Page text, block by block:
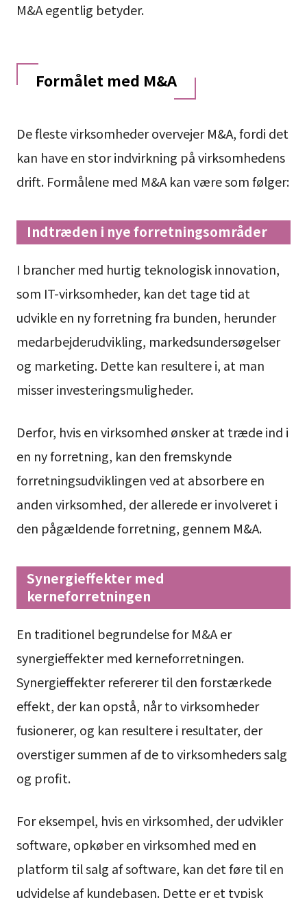
M&A egentlig betyder.
Formålet med M&A
De fleste virksomheder overvejer M&A, fordi det
kan have en stor indvirkning på virksomhedens
drift. Formålene med M&A kan være som følger:
Indtræden i nye forretningsområder
I brancher med hurtig teknologisk innovation,
som IT-virksomheder, kan det tage tid at
udvikle en ny forretning fra bunden, herunder
medarbejderudvikling, markedsundersøgelser
og marketing. Dette kan resultere i, at man
misser investeringsmuligheder.
Derfor, hvis en virksomhed ønsker at træde ind i
en ny forretning, kan den fremskynde
forretningsudviklingen ved at absorbere en
anden virksomhed, der allerede er involveret i
den pågældende forretning, gennem M&A.
Synergieffekter med
kerneforretningen
En traditionel begrundelse for M&A er
synergieffekter med kerneforretningen.
Synergieffekter refererer til den forstærkede
effekt, der kan opstå, når to virksomheder
fusionerer, og kan resultere i resultater, der
overstiger summen af de to virksomheders salg
og profit.
For eksempel, hvis en virksomhed, der udvikler
software, opkøber en virksomhed med en
platform til salg af software, kan det føre til en
udvidelse af kundebasen. Dette er et typisk